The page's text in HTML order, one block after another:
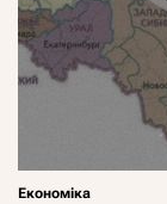
Економіка